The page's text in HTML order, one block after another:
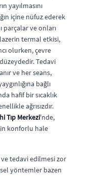
yayılmasını
içine nüfuz ederek
parçalar ve onları
termal etkisi,
olurken, çevre
Tedavi
ve her seans,
bağlı
hafif bir sıcaklık
ağrısızdır.
Tıp Merkezi'nde,
konforlu hale
ve tedavi edilmesi zor
yöntemler bazen